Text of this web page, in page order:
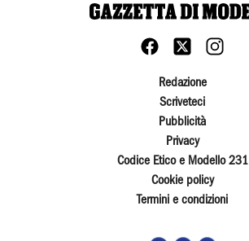
Redazione
Scriveteci
Pubblicità
Privacy
Codice Etico e Modello 231
Cookie policy
Termini e condizioni